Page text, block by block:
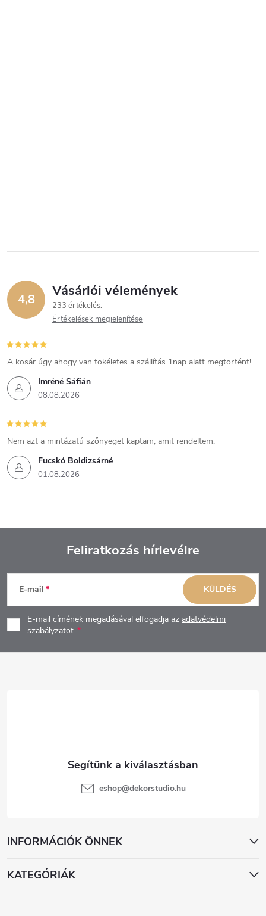
4,8 Vásárlói vélemények
233 értékelés
Értékelések megjelenítése
Imréné Sáfián
08.08.2026
A kosár úgy ahogy van tökéletes a szállítás 1nap alatt megtörtént!
Fucskó Boldizsárné
01.08.2026
Nem azt a mintázatú szőnyeget kaptam, amit rendeltem.
L
á
b
Feliratkozás hírlevélre
E-mail
E-mail címének megadásával elfogadja az adatvédelmi
szabályzatot.
KÜLDÉS
INFORMÁCIÓK ÖNNEK
KATEGÓRIÁK
eshop@dekorstudio.hu